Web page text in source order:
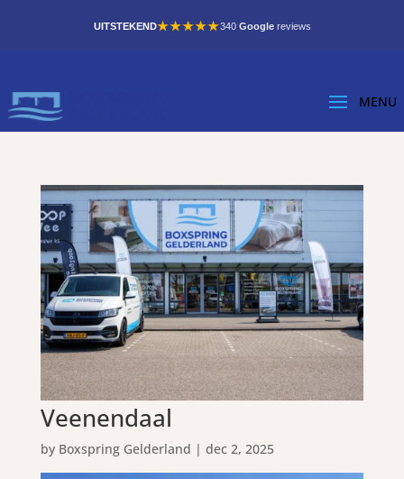
UITSTEKEND★★★★★340 Googlereviews
Veenendaal
by Boxspring Gelderland | dec 2, 2025